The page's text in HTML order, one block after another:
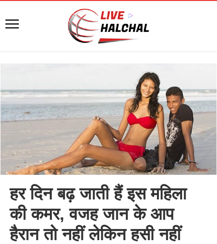
हर दिन बढ़ जाती हैं इस महिला
की कमर, वजह जान के आप
हैरान तो नहीं लेकिन हसी नहीं